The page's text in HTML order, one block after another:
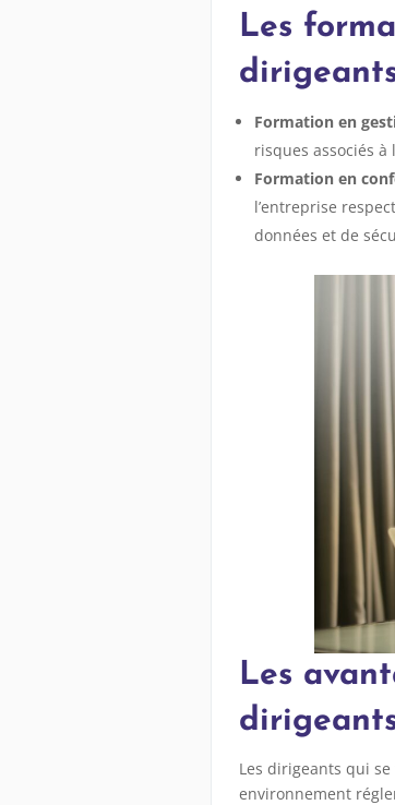
Les
Formation en
risques associés
Formation en
l’entreprise
données et de
Les
Les dirigeants qui
environnement